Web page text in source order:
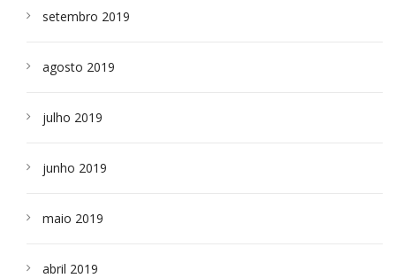
setembro 2019
agosto 2019
julho 2019
junho 2019
maio 2019
abril 2019